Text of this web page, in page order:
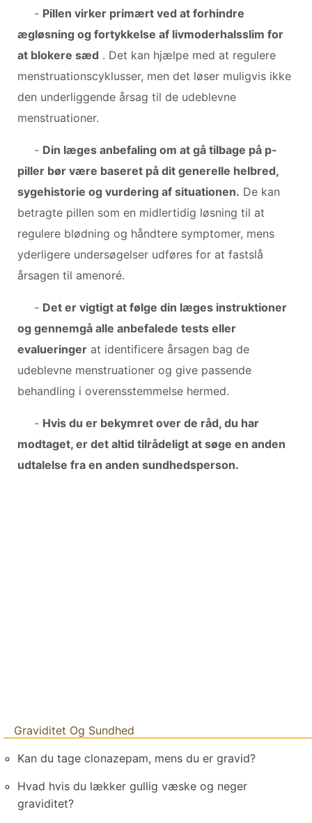
- Pillen virker primært ved at forhindre
ægløsning og fortykkelse af livmoderhalsslim for
at blokere sæd . Det kan hjælpe med at regulere
menstruationscyklusser, men det løser muligvis ikke
den underliggende årsag til de udeblevne
menstruationer.
- Din læges anbefaling om at gå tilbage på p-
piller bør være baseret på dit generelle helbred,
sygehistorie og vurdering af situationen. De kan
betragte pillen som en midlertidig løsning til at
regulere blødning og håndtere symptomer, mens
yderligere undersøgelser udføres for at fastslå
årsagen til amenoré.
- Det er vigtigt at følge din læges instruktioner
og gennemgå alle anbefalede tests eller
evalueringer at identificere årsagen bag de
udeblevne menstruationer og give passende
behandling i overensstemmelse hermed.
- Hvis du er bekymret over de råd, du har
modtaget, er det altid tilrådeligt at søge en anden
udtalelse fra en anden sundhedsperson.
Graviditet Og Sundhed
Kan du tage clonazepam, mens du er gravid?
Hvad hvis du lækker gullig væske og neger
graviditet?